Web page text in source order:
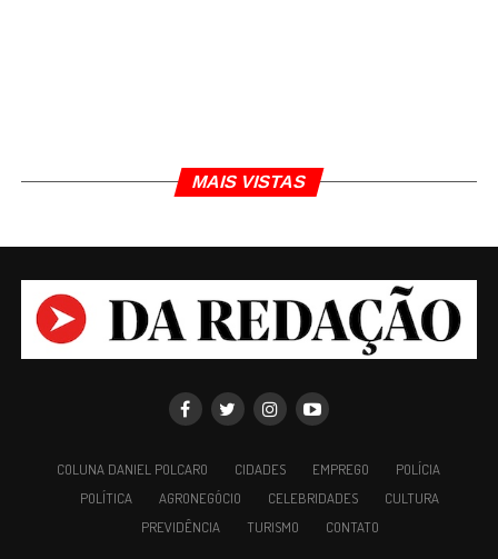
MAIS VISTAS
COLUNA DANIEL POLCARO CIDADES EMPREGO
POLÍCIA
POLÍTICA
AGRONEGÓCIO CELEBRIDADES
CULTURA
PREVIDÊNCIA
TURISMO CONTATO